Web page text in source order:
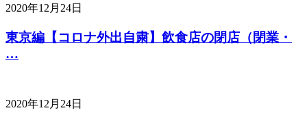
2020年12月24日
東京編【コロナ外出自粛】飲食店の閉店（閉業・
…
2020年12月24日